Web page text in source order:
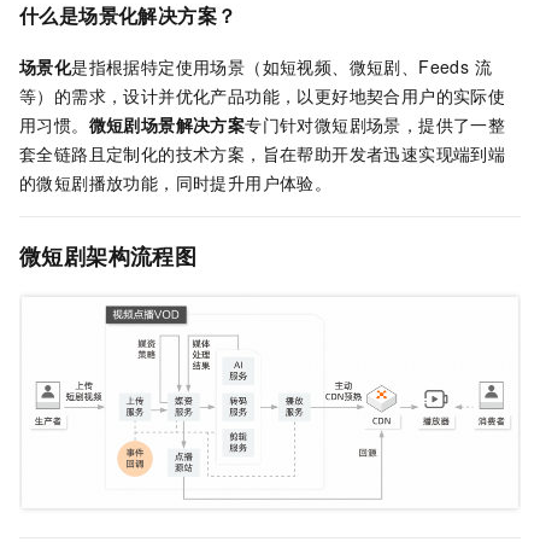
什么是场景化解决方案？
场景化是指根据特定使用场景（如短视频、微短剧、Feeds 流
等）的需求，设计并优化产品功能，以更好地契合用户的实际使
用习惯。 微短剧场景解决方案专门针对微短剧场景，提供了一整
套全链路且定制化的技术方案，旨在帮助开发者迅速实现端到端
的微短剧播放功能，同时提升用户体验。
微短剧架构流程图